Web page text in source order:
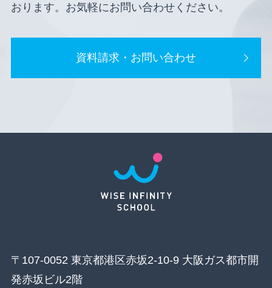
おります。お気軽にお問い合わせください。
資料請求・お問い合わせ
〒107-0052 東京都港区赤坂2-10-9 大阪ガス都市開
発赤坂ビル2階